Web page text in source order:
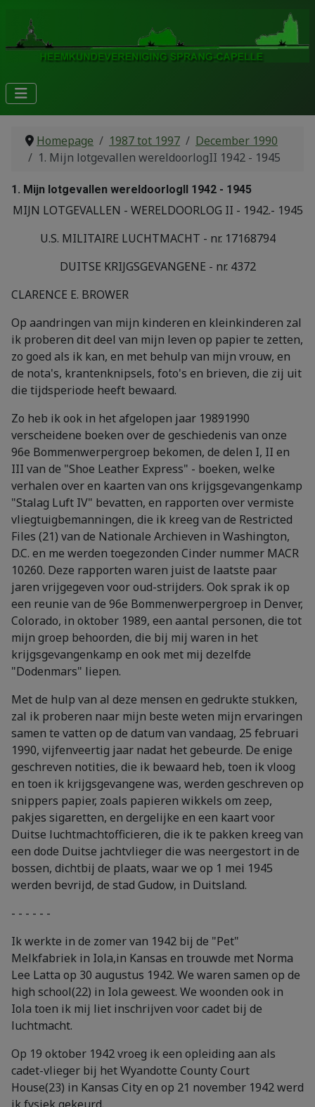
Homepage 1987 tot 1997
December 1990
1. Mijn lotgevallen wereldoorlogII 1942 - 1945
1. Mijn lotgevallen wereldoorlogII 1942 - 1945
MIJN LOTGEVALLEN - WERELDOORLOG II - 1942.- 1945
U.S. MILITAIRE LUCHTMACHT - nr. 17168794
DUITSE KRIJGSGEVANGENE - nr. 4372
CLARENCE E. BROWER
Op aandringen van mijn kinderen en kleinkinderen zal
ik proberen dit deel van mijn leven op papier te zetten,
zo goed als ik kan, en met behulp van mijn vrouw, en
de nota's, krantenknipsels, foto's en brieven, die zij uit
die tijdsperiode heeft bewaard.
Zo heb ik ook in het afgelopen jaar 19891990
verscheidene boeken over de geschiedenis van onze
96e Bommenwerpergroep bekomen, de delen I, II en
III van de "Shoe Leather Express" - boeken, welke
verhalen over en kaarten van ons krijgsgevangenkamp
"Stalag Luft IV" bevatten, en rapporten over vermiste
vliegtuigbemanningen, die ik kreeg van de Restricted
Files (21) van de Nationale Archieven in Washington,
D.C. en me werden toegezonden Cinder nummer MACR
10260. Deze rapporten waren juist de laatste paar
jaren vrijgegeven voor oud-strijders. Ook sprak ik op
een reunie van de 96e Bommenwerpergroep in Denver,
Colorado, in oktober 1989, een aantal personen, die tot
mijn groep behoorden, die bij mij waren in het
krijgsgevangenkamp en ook met mij dezelfde
"Dodenmars" liepen.
Met de hulp van al deze mensen en gedrukte stukken,
zal ik proberen naar mijn beste weten mijn ervaringen
samen te vatten op de datum van vandaag, 25 februari
1990, vijfenveertig jaar nadat het gebeurde. De enige
geschreven notities, die ik bewaard heb, toen ik vloog
en toen ik krijgsgevangene was, werden geschreven op
snippers papier, zoals papieren wikkels om zeep,
pakjes sigaretten, en dergelijke en een kaart voor
Duitse luchtmachtofficieren, die ik te pakken kreeg van
een dode Duitse jachtvlieger die was neergestort in de
bossen, dichtbij de plaats, waar we op 1 mei 1945
werden bevrijd, de stad Gudow, in Duitsland.
- - - - - -
Ik werkte in de zomer van 1942 bij de "Pet"
Melkfabriek in Iola,in Kansas en trouwde met Norma
Lee Latta op 30 augustus 1942. We waren samen op de
high school(22) in Iola geweest. We woonden ook in
Iola toen ik mij liet inschrijven voor cadet bij de
luchtmacht.
Op 19 oktober 1942 vroeg ik een opleiding aan als
cadet-vlieger bij het Wyandotte County Court
House(23) in Kansas City en op 21 november 1942 werd